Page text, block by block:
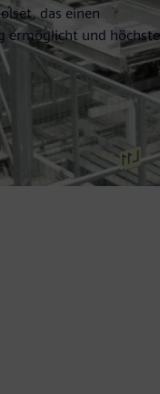
das einen
ermöglicht und höchste